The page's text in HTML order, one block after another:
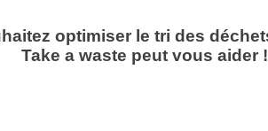
optimiser le tri des
Take a waste peut vous aider !